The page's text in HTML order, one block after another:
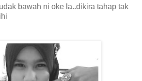
bawah ni oke la..dikira tahap tak